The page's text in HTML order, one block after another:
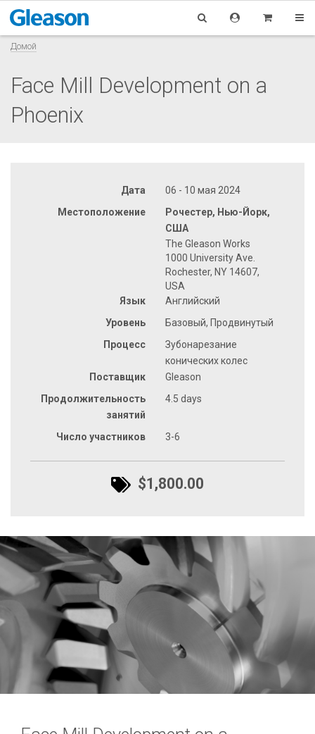
Домой
Face Mill Development on a
Phoenix
Дата
06 - 10 мая 2024
Местоположение
Рочестер, Нью-Йорк,
США
The Gleason Works
1000 University Ave.
Rochester, NY 14607,
USA
Язык
Английский
Уровень
Базовый, Продвинутый
Процесс
Зубонарезание
конических колес
Поставщик
Gleason
Продолжительность
занятий
4.5 days
Число участников 3-6
$1,800.00